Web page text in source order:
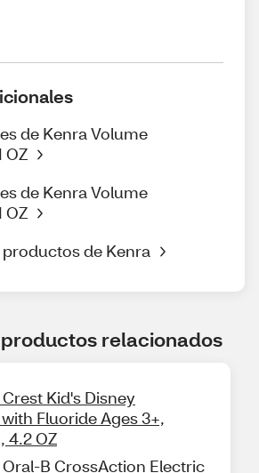
de Kenra Volume
OZ
de Kenra Volume
OZ
de Kenra
relacionados
Kid's Disney
Fluoride Ages 3+,
4.2 OZ
Oral-B CrossAction Electric